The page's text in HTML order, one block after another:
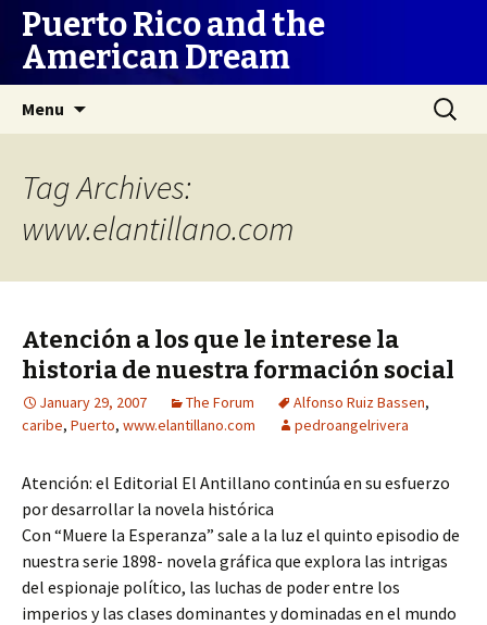
Puerto Rico and the
American Dream
Menu
Search
for:
Tag Archives:
www.elantillano.com
Atención a los que le interese la
historia de nuestra formación social
January 29, 2007 The Forum Alfonso Ruiz Bassen,
caribe, Puerto, www.elantillano.com pedroangelrivera
Atención: el Editorial El Antillano continúa en su esfuerzo
por desarrollar la novela histórica
Con “Muere la Esperanza” sale a la luz el quinto episodio de
nuestra serie 1898- novela gráfica que explora las intrigas
del espionaje político, las luchas de poder entre los
imperios y las clases dominantes y dominadas en el mundo